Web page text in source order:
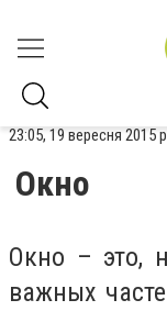
23:05, 19 вересня 2015
Окно
Окно – это,
важных